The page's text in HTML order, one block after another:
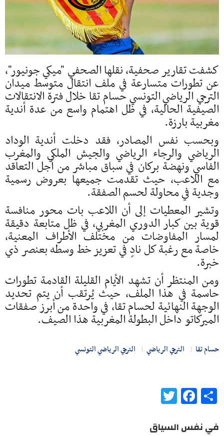
كشفت تقارير صحفية، نقلها الصحفي "ميكي جونيور"،
عن تطورات متسارعة في ملف انتقال متوسط ميدان
الترجي الرياضي التونسي حسام تقا خلال فترة الانتقالات
الصيفية الحالية، في ظل اهتمام واسع من عدة أندية
مغربية بارزة.
وبحسب نفس المصادر، فقد دخلت أندية الوداد
الرياضي والرجاء الرياضي والجيش الملكي والمغرب
الفاسي ونهضة بركان في سباق مباشر من أجل التعاقد
مع اللاعب، حيث تقدمت جميعها بعروض رسمية
وجدية في محاولة لحسم الصفقة.
وتشير المعطيات إلى أن اللاعب بات محور منافسة
قوية بين كبار الدوري المغربي، في ظل متابعة دقيقة
لمسار المفاوضات من مختلف الأطراف المعنية،
خاصة مع رغبة كل نادٍ في تعزيز خط وسطه بعنصر ذي
خبرة.
ومن المنتظر أن تشهد الأيام القليلة القادمة تطورات
حاسمة في هذا الملف، حيث يُرتقب أن يتم تحديد
الوجهة النهائية لحسام تقا، في واحدة من أبرز صفقات
الميركاتو داخل البطولة المغربية هذا الصيف.
حسام تقا الترجي الرياضي الترجي الرياضي التونسي
Share
Facebook
في نفس السياق